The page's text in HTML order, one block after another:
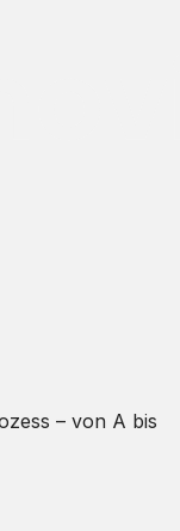
– von A bis